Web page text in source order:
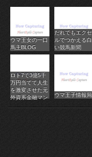
ウマ王女の一口
馬主BLOG
だれでもエクセ
ルでつかえる白
い競馬新聞
ロト7で3億5千
万円当てて人生
を激変させた元
外資系金融マン
ウマ王子情報局